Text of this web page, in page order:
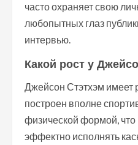
часто охраняет свою
любопытных глаз
интервью.
Какой рост у
Джейсон Стэтхэм имеет
построен вполне
физической формой, что
эффектно исполнять